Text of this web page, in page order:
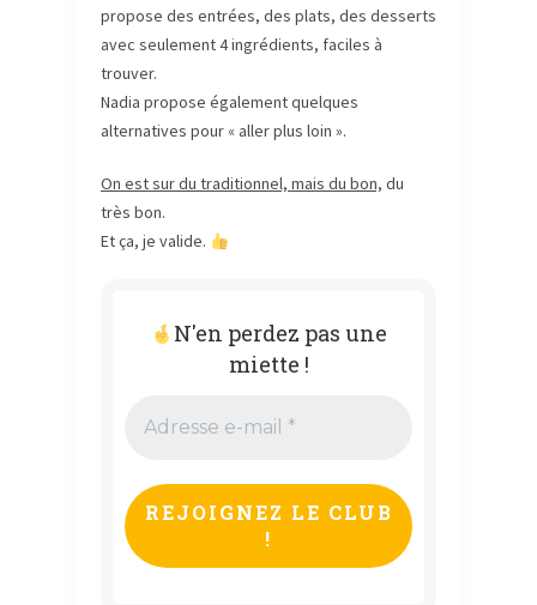
propose des entrées, des plats, des desserts
avec seulement 4 ingrédients, faciles à
trouver.
Nadia propose également quelques
alternatives pour « aller plus loin ».
On est sur du traditionnel, mais du bon, du
très bon.
Et ça, je valide.
N'en perdez pas une
miette !
e-
*